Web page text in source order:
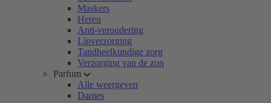
Maskers
Heren
Anti-veroudering
Lipverzorging
Tandheelkundige zorg
Verzorging van de zon
Parfum
Alle weergeven
Dames